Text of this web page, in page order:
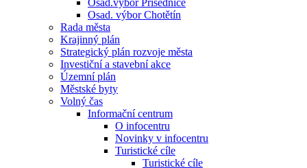
Osad.výbor Přísednice
Osad. výbor Chotětín
Rada města
Krajinný plán
Strategický plán rozvoje města
Investiční a stavební akce
Územní plán
Městské byty
Volný čas
Informační centrum
O infocentru
Novinky v infocentru
Turistické cíle
Turistické cíle